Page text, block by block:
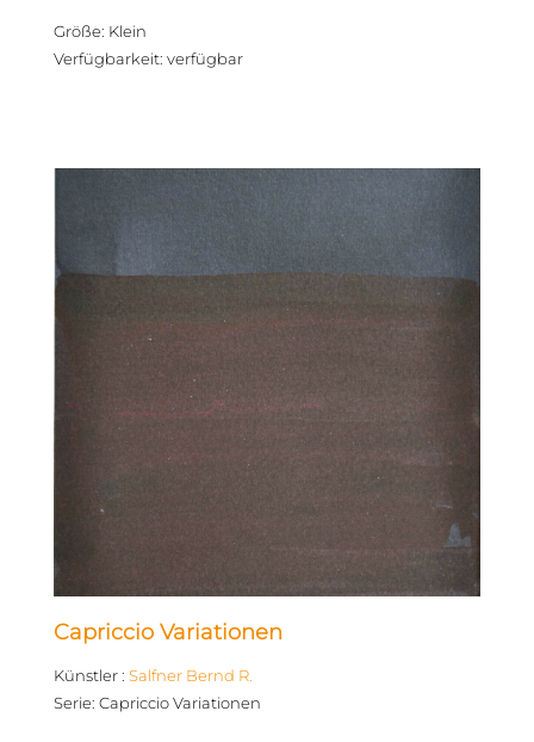
Größe: Klein
Verfügbarkeit: verfügbar
Capriccio Variationen
Künstler: Salfner Bernd R.
Serie: Capriccio Variationen